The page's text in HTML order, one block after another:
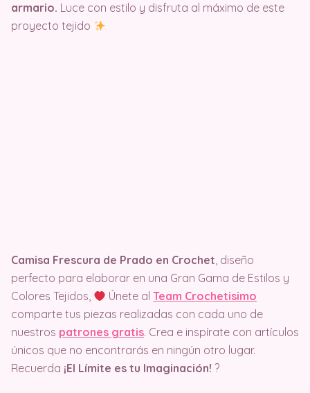
armario. Luce con estilo y disfruta al máximo de este
proyecto tejido
Camisa Frescura de Prado en Crochet, diseño
perfecto para elaborar en una Gran Gama de Estilos y
Colores Tejidos,
Únete alTeam Crochetisimo
comparte tus piezas realizadas con cada uno de
nuestros patrones gratis. Crea e inspírate con artículos
únicos que no encontrarás en ningún otro lugar.
Recuerda ¡El Límite es tu Imaginación! ?